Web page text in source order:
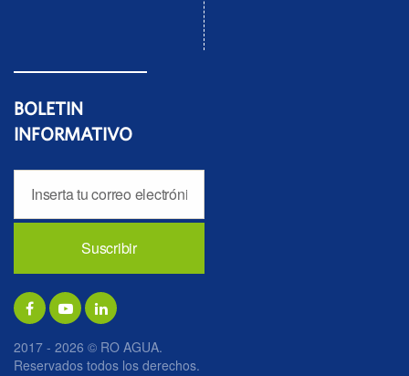
BOLETIN
INFORMATIVO
2017 - 2026 © RO AGUA.
Reservados todos los derechos.